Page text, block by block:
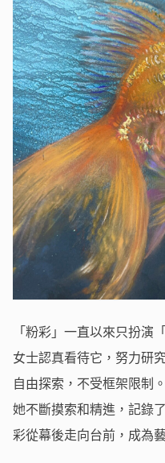
「粉彩」一直以來只扮演
女士認真看待它，努力研
自由探索，不受框架限制
她不斷摸索和精進，記錄
彩從幕後走向台前，成為